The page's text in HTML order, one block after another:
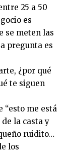
25 a 50
es
se meten las
pregunta es
¿por qué
te siguen
“esto me está
de la casta y
ruidito…
los